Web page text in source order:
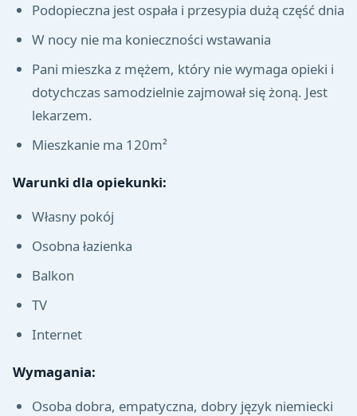
Podopieczna jest ospała i przesypia dużą część dnia
W nocy nie ma konieczności wstawania
Pani mieszka z mężem, który nie wymaga opieki i
dotychczas samodzielnie zajmował się żoną. Jest
lekarzem.
Mieszkanie ma 120m²
Warunki dla opiekunki:
Własny pokój
Osobna łazienka
Balkon
TV
Internet
Wymagania:
Osoba dobra, empatyczna, dobry język niemiecki